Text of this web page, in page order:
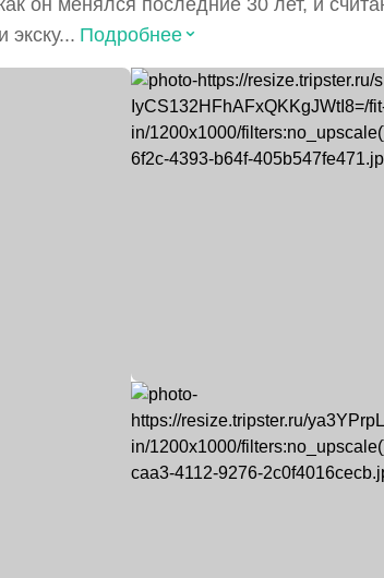
он менялся последние 30 лет, и
экску... Подробнее⌃